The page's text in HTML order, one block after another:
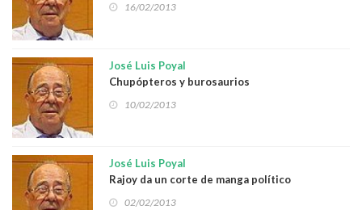
16/02/2013
José Luis Poyal
Chupópteros y burosaurios
10/02/2013
José Luis Poyal
Rajoy da un corte de manga político
02/02/2013